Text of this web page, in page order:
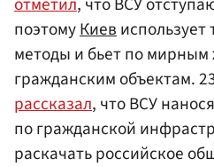
поэтомуКиев
методы и бьет по
гражданским объектам.
рассказал, что ВСУ
по гражданской
раскачать российское